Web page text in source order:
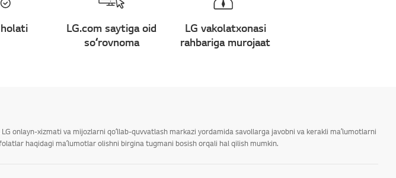
holati
LG.com saytiga oid
soʻrovnoma
LG vakolatxonasi
rahbariga murojaat
onlayn-xizmati va mijozlarni qoʻllab-quvvatlash markazi yordamida savollarga javobni va kerakli maʼlumotlarni
haqidagi maʼlumotlar olishni birgina tugmani bosish orqali hal qilish mumkin.